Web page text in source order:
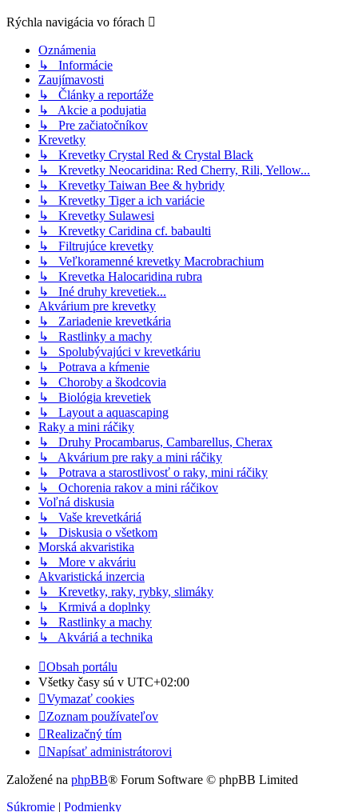
Rýchla navigácia vo fórach
Oznámenia
↳ Informácie
Zaujímavosti
↳ Články a reportáže
↳ Akcie a podujatia
↳ Pre začiatočníkov
Krevetky
↳ Krevetky Crystal Red & Crystal Black
↳ Krevetky Neocaridina: Red Cherry, Rili, Yellow...
↳ Krevetky Taiwan Bee & hybridy
↳ Krevetky Tiger a ich variácie
↳ Krevetky Sulawesi
↳ Krevetky Caridina cf. babaulti
↳ Filtrujúce krevetky
↳ Veľkoramenné krevetky Macrobrachium
↳ Krevetka Halocaridina rubra
↳ Iné druhy krevetiek...
Akvárium pre krevetky
↳ Zariadenie krevetkária
↳ Rastlinky a machy
↳ Spolubývajúci v krevetkáriu
↳ Potrava a kŕmenie
↳ Choroby a škodcovia
↳ Biológia krevetiek
↳ Layout a aquascaping
Raky a mini ráčiky
↳ Druhy Procambarus, Cambarellus, Cherax
↳ Akvárium pre raky a mini ráčiky
↳ Potrava a starostlivosť o raky, mini ráčiky
↳ Ochorenia rakov a mini ráčikov
Voľná diskusia
↳ Vaše krevetkáriá
↳ Diskusia o všetkom
Morská akvaristika
↳ More v akváriu
Akvaristická inzercia
↳ Krevetky, raky, rybky, slimáky
↳ Krmivá a doplnky
↳ Rastlinky a machy
↳ Akváriá a technika
Obsah portálu
Všetky časy sú v UTC+02:00
Vymazať cookies
Zoznam používateľov
Realizačný tím
Napísať administrátorovi
Založené na phpBB® Forum Software © phpBB Limited
Súkromie | Podmienky